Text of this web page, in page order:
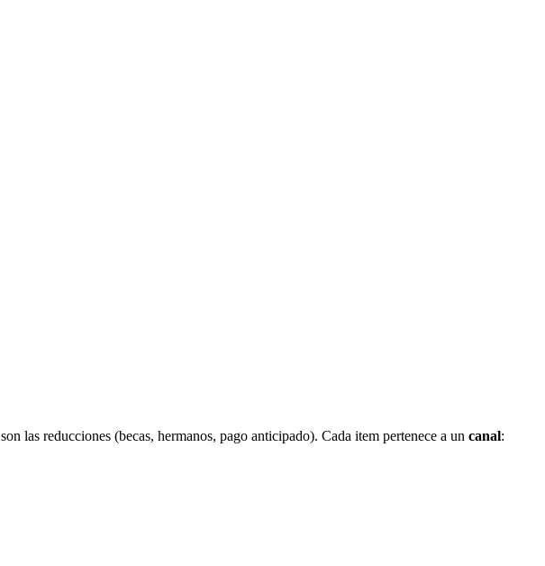
son las reducciones (becas, hermanos, pago anticipado). Cada item pertenece a un canal: